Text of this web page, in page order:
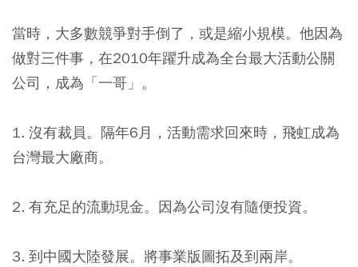
當時，大多數競爭對手倒了，或是縮小規模。他因為
做對三件事，在2010年躍升成為全台最大活動公關
公司，成為「一哥」。
1. 沒有裁員。隔年6月，活動需求回來時，飛虹成為
台灣最大廠商。
2. 有充足的流動現金。因為公司沒有隨便投資。
3. 到中國大陸發展。 將事業版圖拓及到兩岸。